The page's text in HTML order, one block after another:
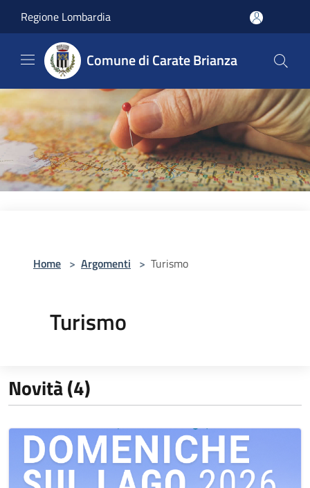
Regione Lombardia
Comune di Carate Brianza
Home > Argomenti > Turismo
Turismo
Novità (4)